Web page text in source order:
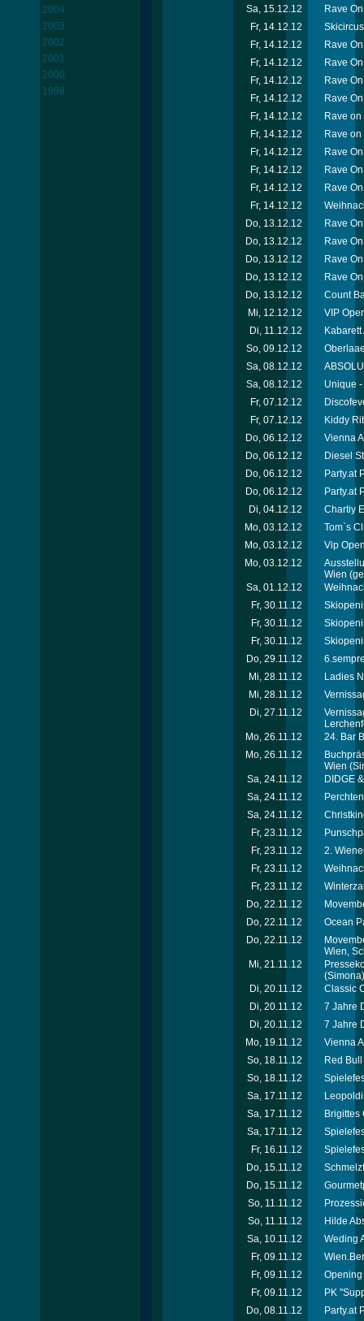
2004
2003
2002
2001
2000
1998
Sa, 15.12.12
Rave
Fr, 14.12.12
Fr, 14.12.12
Rave
Fr, 14.12.12
Rave
Fr, 14.12.12
Rave
Fr, 14.12.12
Rave
Fr, 14.12.12
Rave
Fr, 14.12.12
Rave
Fr, 14.12.12
Rave
Fr, 14.12.12
Rave
Fr, 14.12.12
Rave
Fr, 14.12.12
Do, 13.12.12
Rave
Do, 13.12.12
Rave
Do, 13.12.12
Rave
Do, 13.12.12
Rave
Do, 13.12.12
Count
Mi, 12.12.12
VIP
Di, 11.12.12
So, 09.12.12
Sa, 08.12.12
Sa, 08.12.12
Unique
Fr, 07.12.12
Fr, 07.12.12
Kiddy
Do, 06.12.12
Vienna
Do, 06.12.12
Diesel
Do, 06.12.12
Party.at
Do, 06.12.12
Party.at
Di, 04.12.12
Chartiy
Mo, 03.12.12
Tom`s
Mo, 03.12.12
Vip
Mo, 03.12.12
Wien
Sa, 01.12.12
Fr, 30.11.12
Fr, 30.11.12
Fr, 30.11.12
Do, 29.11.12
Mi, 28.11.12
Ladies
Mi, 28.11.12
Di, 27.11.12
Mo, 26.11.12
24. Bar
Mo, 26.11.12
Wien
Sa, 24.11.12
DIDGE
Sa, 24.11.12
Sa, 24.11.12
Fr, 23.11.12
Fr, 23.11.12
2.
Fr, 23.11.12
Fr, 23.11.12
Do, 22.11.12
Do, 22.11.12
Ocean
Do, 22.11.12
Wien,
Mi, 21.11.12
(Simona)
Di, 20.11.12
Classic
Di, 20.11.12
7 Jahre
Di, 20.11.12
7 Jahre
Mo, 19.11.12
Vienna
So, 18.11.12
Red
So, 18.11.12
Sa, 17.11.12
Sa, 17.11.12
Brigittes
Sa, 17.11.12
Fr, 16.11.12
Do, 15.11.12
Do, 15.11.12
So, 11.11.12
So, 11.11.12
Hilde
Sa, 10.11.12
Weding
Fr, 09.11.12
Fr, 09.11.12
Opening
Fr, 09.11.12
PK
Do, 08.11.12
Party.at